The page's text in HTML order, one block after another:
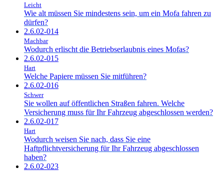
Leicht
Wie alt müssen Sie mindestens sein, um ein Mofa fahren zu
dürfen?
2.6.02-014
Machbar
Wodurch erlischt die Betriebserlaubnis eines Mofas?
2.6.02-015
Hart
Welche Papiere müssen Sie mitführen?
2.6.02-016
Schwer
Sie wollen auf öffentlichen Straßen fahren. Welche
Versicherung muss für Ihr Fahrzeug abgeschlossen werden?
2.6.02-017
Hart
Wodurch weisen Sie nach, dass Sie eine
Haftpflichtversicherung für Ihr Fahrzeug abgeschlossen
haben?
2.6.02-023